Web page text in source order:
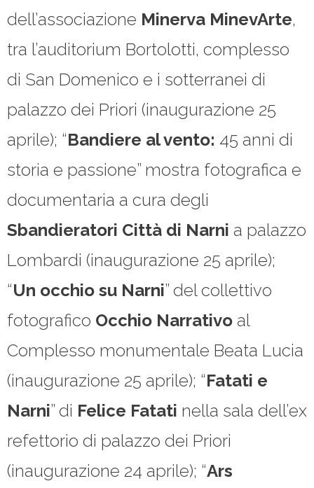
dell’associazione Minerva MinevArte,
tra l’auditorium Bortolotti, complesso
di San Domenico e i sotterranei di
palazzo dei Priori (inaugurazione 25
aprile); “Bandiere al vento: 45 anni di
storia e passione” mostra fotografica e
documentaria a cura degli
Sbandieratori Città di Narni a palazzo
Lombardi (inaugurazione 25 aprile);
“Un occhio su Narni” del collettivo
fotografico Occhio Narrativo al
Complesso monumentale Beata Lucia
(inaugurazione 25 aprile); “Fatati e
Narni” di Felice Fatati nella sala dell’ex
refettorio di palazzo dei Priori
(inaugurazione 24 aprile); “Ars